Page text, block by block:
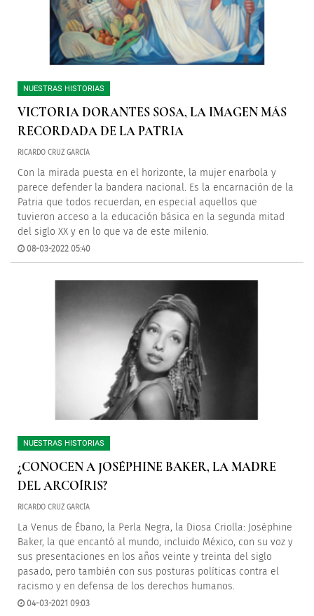
NUESTRAS HISTORIAS
VICTORIA DORANTES SOSA, LA IMAGEN MÁS
RECORDADA DE LA PATRIA
RICARDO CRUZ GARCÍA
Con la mirada puesta en el horizonte, la mujer enarbola y
parece defender la bandera nacional. Es la encarnación de la
Patria que todos recuerdan, en especial aquellos que
tuvieron acceso a la educación básica en la segunda mitad
del siglo XX y en lo que va de este milenio.
08-03-2022 05:40
NUESTRAS HISTORIAS
¿CONOCEN A JOSÉPHINE BAKER, LA MADRE
DEL ARCOÍRIS?
RICARDO CRUZ GARCÍA
La Venus de Ébano, la Perla Negra, la Diosa Criolla: Joséphine
Baker, la que encantó al mundo, incluido México, con su voz y
sus presentaciones en los años veinte y treinta del siglo
pasado, pero también con sus posturas políticas contra el
racismo y en defensa de los derechos humanos.
04-03-2021 09:03